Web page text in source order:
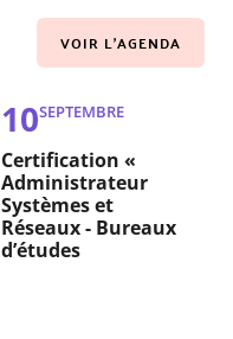
VOIR L'AGENDA
10SEPTEMBRE
Certification «
Administrateur
Systèmes et
Réseaux - Bureaux
d’études